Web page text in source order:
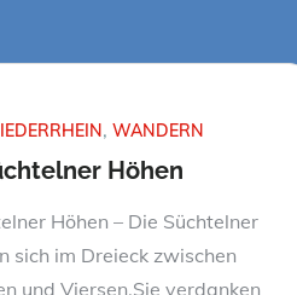
WANDERN
Höhen
Höhen – Die Süchtelner
sich im Dreieck zwischen
und Viersen.Sie verdanken